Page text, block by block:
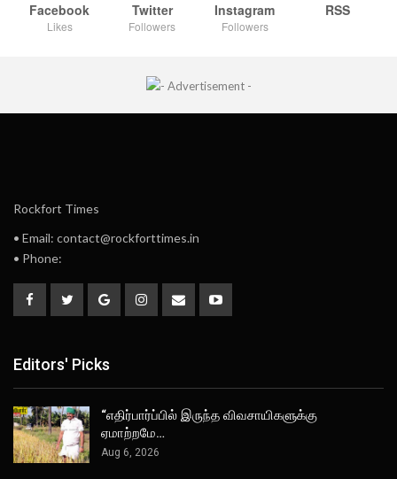
Facebook
Likes
Twitter
Followers
Instagram
Followers
RSS
Rockfort Times
• Email: contact@rockforttimes.in
• Phone:
Editors' Picks
“எதிர்பார்ப்பில் இருந்த விவசாயிகளுக்கு
ஏமாற்றமே…
Aug 6, 2026